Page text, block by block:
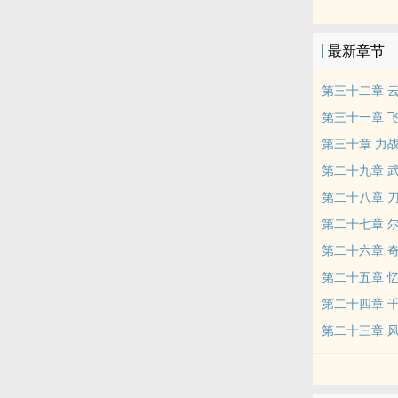
最新章节
第三十二章
第三十一章
第三十章 力
第二十九章
第二十八章
第二十七章
第二十六章
第二十五章
第二十四章
第二十三章